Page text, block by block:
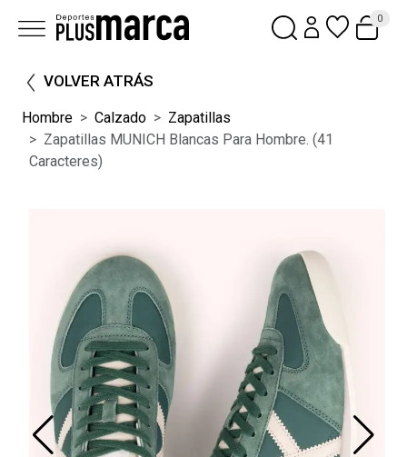
0
VOLVER ATRÁS
Hombre Calzado
Zapatillas
Zapatillas MUNICH Blancas Para Hombre. (41
Caracteres)